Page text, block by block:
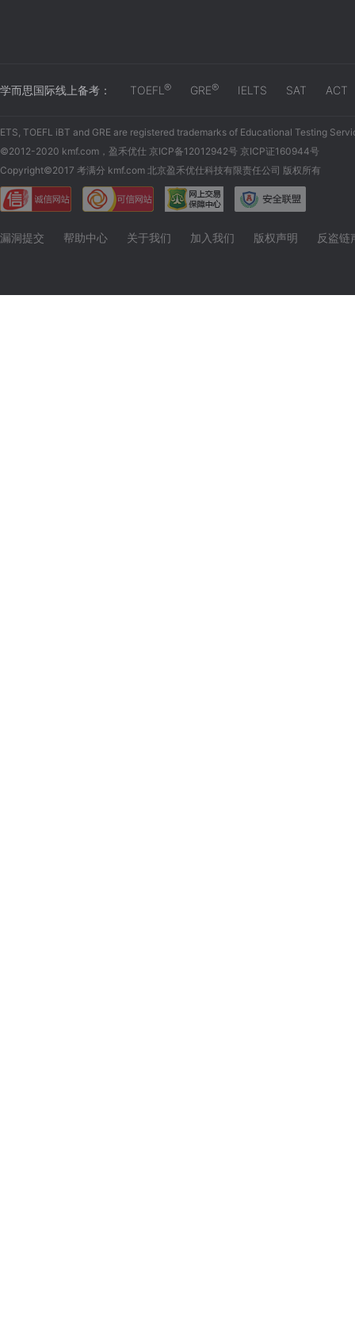
学而思国际线上备考： TOEFL ® GRE® IELTS SAT ACT
ETS, TOEFL iBT and GRE are registered trademarks of Educational Testing
©2012-2020 kmf.com，盈禾优仕 京ICP备12012942号 京ICP证160944号
Copyright©2017 考满分 kmf.com 北京盈禾优仕科技有限责任公司 版权所有
漏洞提交 帮助中心 关于我们 加入我们 版权声明 反盗链